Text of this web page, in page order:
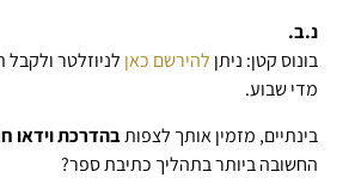
נ.ב.
בונוס קטן: ניתן להירשם כאן לניוזלטר ולקבל
מדי שבוע.
בינתיים, מזמין אותך לצפותבהדרכת וידאו
החשובה ביותר בתהליך כתיבת ספר?